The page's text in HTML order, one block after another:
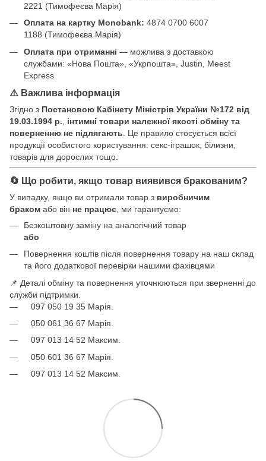
2221 (Тимофеєва Марія)
Оплата на картку Monobank: 4874 0700 6007
1188 (Тимофеєва Марія)
Оплата при отриманні — можлива з доставкою
службами: «Нова Пошта», «Укрпошта», Justin, Meest
Express
⚠️ Важлива інформація
Згідно з Постановою Кабінету Міністрів України №172 від
19.03.1994 р.
інтимні товари належної якості обміну та
поверненню не підлягають . Це правило стосується всієї
продукції особистого користування: секс-іграшок, білизни,
товарів для дорослих тощо.
🔄 Що робити, якщо товар виявився бракованим?
У випадку, якщо ви отримали товар з виробничим
браком або він не працює , ми гарантуємо:
Безкоштовну заміну на аналогічний товар
або
Повернення коштів після повернення товару на наш склад
та його додаткової перевірки нашими фахівцями
📌 Деталі обміну та повернення уточнюються при зверненні до
служби підтримки.
097 050 19 35 Марія.
050 061 36 67 Марія.
097 013 14 52 Максим.
050 601 36 67 Марія.
097 013 14 52 Максим.